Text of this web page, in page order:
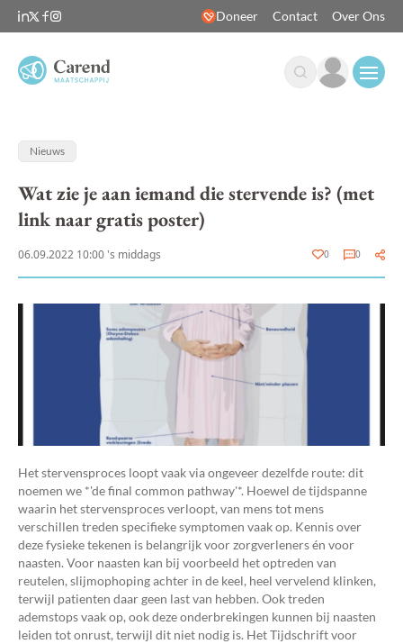
Doneer Contact Over Ons
Nieuws
Wat zie je aan iemand die stervende is? (met
link naar gratis poster)
06.09.2022 10:00 's middags 0 0
Het stervensproces loopt vaak via ongeveer dezelfde route: dit
noemen we *'de final common pathway'*. Hoewel de tijdspanne
waarin het stervensproces verloopt, van mens tot mens
verschillen treden specifieke symptomen vaak op. Kennis over
deze fysieke tekenen is belangrijk voor zorgverleners én voor
naasten. Voor naasten kan bij voorbeeld het optreden van
reutelen, slijmophoping achter in de keel, heel vervelend klinken,
terwijl patienten daar geen last van hebben. Ook treden
ademstops vaak op, ook deze onderbrekingen kunnen bij naasten
leiden tot onrust, terwijl dit niet nodig is. Het Tijdschrift voor